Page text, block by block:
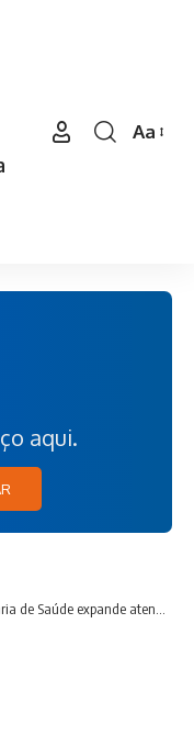
Aa
aqui.
expande atendimentos pediátricos nas UBSs de Araucária